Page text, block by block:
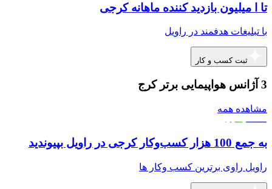
تا ا میلیون بازدید کننده ماهانه کرجی
با تبلیغات هدفمند در راویل
ثبت کسب و کار
3 آژانس هواپیمایی برتر کرج
مشاهده همه
به جمع 100 هزار کسب‌وکار کرجی در راویل بپیوندید
راویل راوی برترین کسب وکار ها